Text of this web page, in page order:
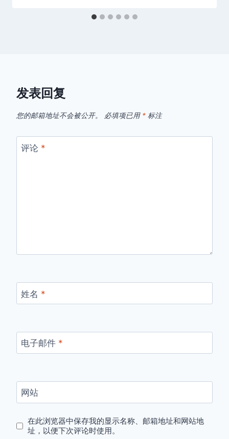
发表回复
您的邮箱地址不会被公开。 必填项已用 * 标注
评论 *
姓名 *
电子邮件 *
网站
在此浏览器中保存我的显示名称、邮箱地址和网站地
址，以便下次评论时使用。